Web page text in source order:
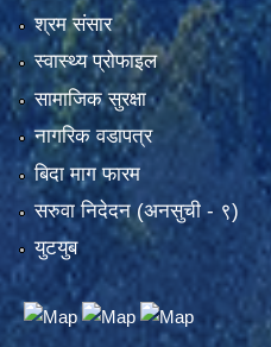
श्रम संसार
स्वास्थ्य प्रोफाइल
सामाजिक सुरक्षा
नागरिक वडापत्र
बिदा माग फारम
सरुवा निदेदन (अनसुची - ९)
युटयुब